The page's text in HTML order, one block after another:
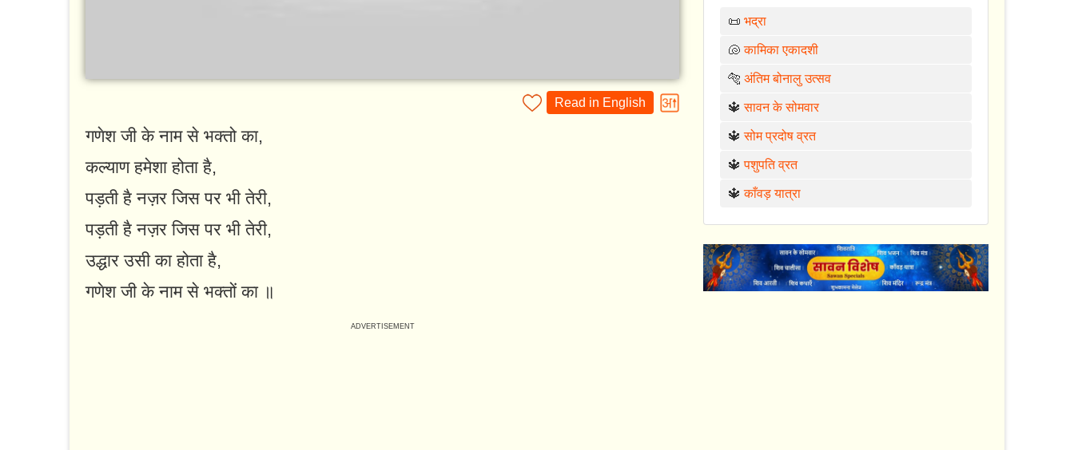
Read in English
गणेश जी के नाम से भक्तो का,
कल्याण हमेशा होता है,
पड़ती है नज़र जिस पर भी तेरी,
पड़ती है नज़र जिस पर भी तेरी,
उद्धार उसी का होता है,
गणेश जी के नाम से भक्तों का ॥
📜भद्रा
🐚कामिका एकादशी
🐅अंतिम बोनालु उत्सव
🔱सावन के सोमवार
🔱सोम प्रदोष व्रत
🔱पशुपति व्रत
🔱काँवड़ यात्रा